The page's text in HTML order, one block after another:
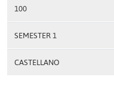
100
SEMESTER 1
CASTELLANO